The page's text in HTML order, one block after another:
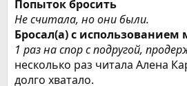
Попыток бросить
Не считала, но они были.
Бросал(а) с использованием
1 раз на спор с подругой,
несколько раз читала Алена
долго хватало.